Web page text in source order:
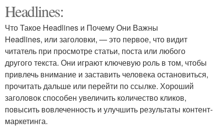
Headlines:
Что Такое Headlines и Почему Они Важны
Headlines, или заголовки, — это первое, что видит
читатель при просмотре статьи, поста или любого
другого текста. Они играют ключевую роль в том, чтобы
привлечь внимание и заставить человека остановиться,
прочитать дальше или перейти по ссылке. Хороший
заголовок способен увеличить количество кликов,
повысить вовлеченность и улучшить результаты контент-
маркетинга.